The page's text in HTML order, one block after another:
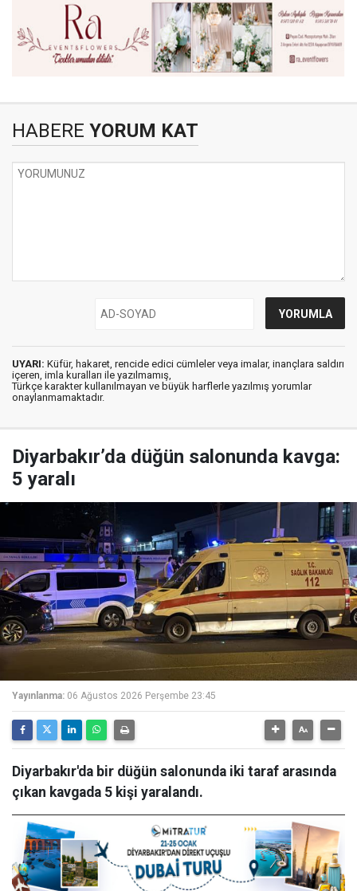
HABERE YORUM KAT
UYARI: Küfür, hakaret, rencide edici cümleler veya imalar, inançlara saldırı
içeren, imla kuralları ile yazılmamış,
Türkçe karakter kullanılmayan ve büyük harflerle yazılmış yorumlar
onaylanmamaktadır.
Diyarbakır’da düğün salonunda kavga:
5 yaralı
Yayınlanma: 06 Ağustos 2026 Perşembe 23:45
Diyarbakır'da bir düğün salonunda iki taraf arasında
çıkan kavgada 5 kişi yaralandı.